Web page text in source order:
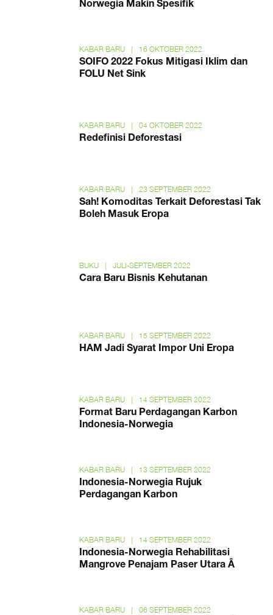
Norwegia Makin Spesifik
KABAR BARU | 16 OKTOBER 2022
SOIFO 2022 Fokus Mitigasi Iklim dan
FOLU Net Sink
KABAR BARU | 04 OKTOBER 2022
Redefinisi Deforestasi
KABAR BARU | 23 SEPTEMBER 2022
Sah! Komoditas Terkait Deforestasi Tak
Boleh Masuk Eropa
BUKU | JULI-SEPTEMBER 2022
Cara Baru Bisnis Kehutanan
KABAR BARU | 15 SEPTEMBER 2022
HAM Jadi Syarat Impor Uni Eropa
KABAR BARU | 14 SEPTEMBER 2022
Format Baru Perdagangan Karbon
Indonesia-Norwegia
KABAR BARU | 13 SEPTEMBER 2022
Indonesia-Norwegia Rujuk
Perdagangan Karbon
KABAR BARU | 14 SEPTEMBER 2022
Indonesia-Norwegia Rehabilitasi
Mangrove Penajam Paser Utara Â
KABAR BARU | 06 SEPTEMBER 2022